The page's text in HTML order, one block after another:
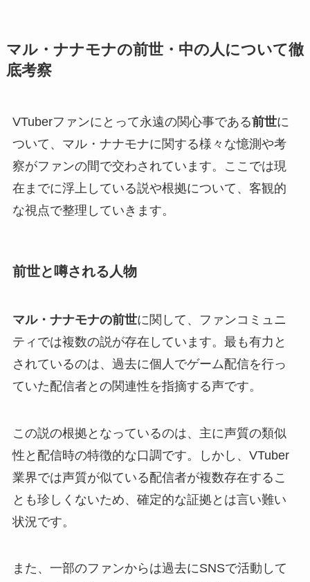
マル・ナナモナの前世・中の人について徹
底考察
VTuberファンにとって永遠の関心事である前世に
ついて、マル・ナナモナに関する様々な憶測や考
察がファンの間で交わされています。ここでは現
在までに浮上している説や根拠について、客観的
な視点で整理していきます。
前世と噂される人物
マル・ナナモナの前世に関して、ファンコミュニ
ティでは複数の説が存在しています。最も有力と
されているのは、過去に個人でゲーム配信を行っ
ていた配信者との関連性を指摘する声です。
この説の根拠となっているのは、主に声質の類似
性と配信時の特徴的な口調です。しかし、VTuber
業界では声質が似ている配信者が複数存在するこ
とも珍しくないため、確定的な証拠とは言い難い
状況です。
また、一部のファンからは過去にSNSで活動して